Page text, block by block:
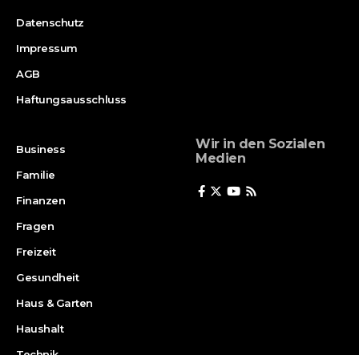
Datenschutz
Impressum
AGB
Haftungsausschluss
Business
Familie
Finanzen
Fragen
Freizeit
Gesundheit
Haus & Garten
Haushalt
Wir in den Sozialen
Medien